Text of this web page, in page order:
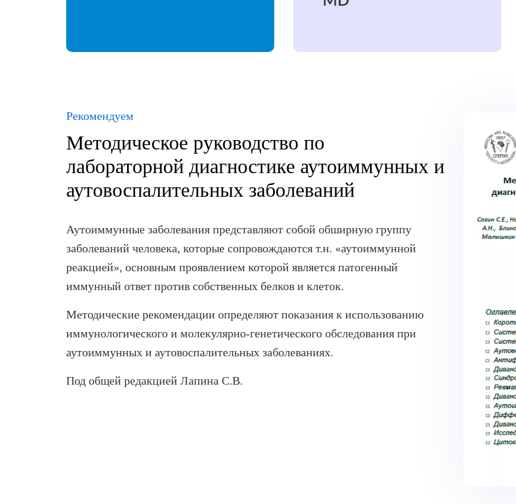
Рекомендуем
Методическое руководство по
лабораторной диагностике аутоиммунных и
аутовоспалительных заболеваний
Аутоиммунные заболевания представляют собой обширную группу
заболеваний человека, которые сопровождаются т.н. «аутоиммунной
реакцией», основным проявлением которой является патогенный
иммунный ответ против собственных белков и клеток.
Методические рекомендации определяют показания к использованию
иммунологического и молекулярно-генетического обследования при
аутоиммунных и аутовоспалительных заболеваниях.
Под общей редакцией Лапина С.В.